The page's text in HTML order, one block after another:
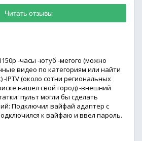
Читать отзывы
-часы -ютуб -мегого (можно
видео по категориям или найти
-IPTV (около сотни региональных
нашел свой город) -внешний
пульт могли бы сделать
Подключил вайфай адаптер с
к вайфаю и ввел пароль.